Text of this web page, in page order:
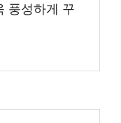
풍성하게 꾸